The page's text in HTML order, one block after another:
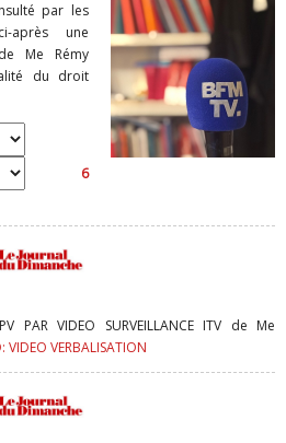
par les
après une
Me Rémy
du droit
6
PAR VIDEO SURVEILLANCE ITV de Me
VIDEO VERBALISATION